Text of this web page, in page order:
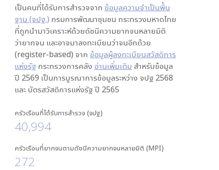
เป็นคนที่ได้รับการสำรวจจาก ข้อมูลความจำเป็นพื้น
ฐาน (จปฐ.) กรมการพัฒนาชุมชน กระทรวงมหาดไทย
ที่ถูกนำมาวิเคราะห์ด้วยดัชนีความยากจนหลายมิติ
ว่ายากจน และอาจมาลงทะเบียนว่าจนอีกด้วย
(register-based) จาก ข้อมูลผู้ลงทะเบียนสวัสดิการ
แห่งรัฐ กระทรวงการคลัง อ่านเพิ่มเติม สำหรับข้อมูล
ปี 2569 เป็นการบูรณาการข้อมูลระหว่าง จปฐ 2568
และ บัตรสวัสดิการแห่งรัฐ ปี 2565
ครัวเรือนที่ได้รับการสำรวจ (จปฐ)
40,994
ครัวเรือนที่ยากจนตามดัชนีความยากจนหลายมิติ (MPI)
272